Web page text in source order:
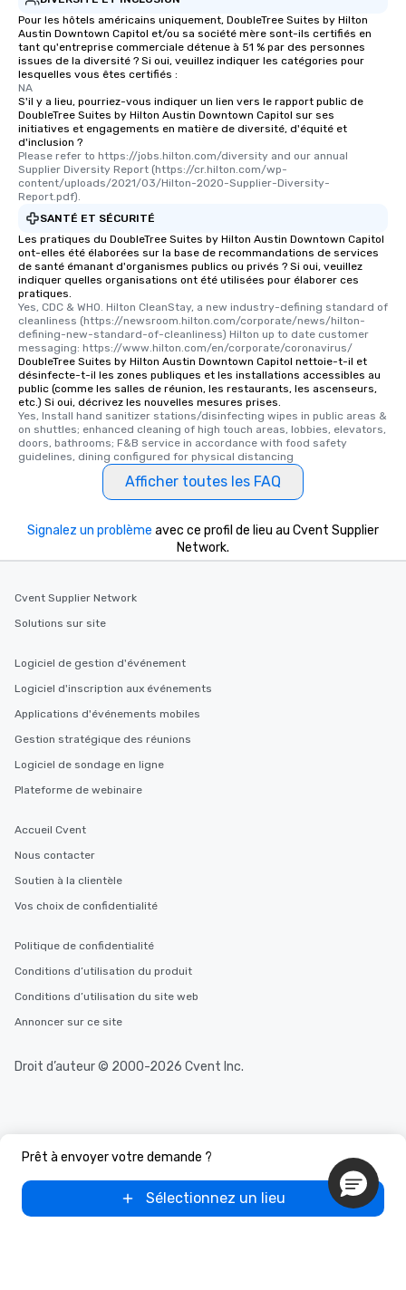
Pour les hôtels américains uniquement, DoubleTree Suites by Hilton
Austin Downtown Capitol et/ou sa société mère sont-ils certifiés en
tant qu'entreprise commerciale détenue à 51 % par des personnes
issues de la diversité ? Si oui, veuillez indiquer les catégories pour
lesquelles vous êtes certifiés :
NA
S'il y a lieu, pourriez-vous indiquer un lien vers le rapport public de
DoubleTree Suites by Hilton Austin Downtown Capitol sur ses
initiatives et engagements en matière de diversité, d'équité et
d'inclusion ?
Please refer to https://jobs.hilton.com/diversity and our annual
Supplier Diversity Report (https://cr.hilton.com/wp-
content/uploads/2021/03/Hilton-2020-Supplier-Diversity-
Report.pdf).
SANTÉ ET SÉCURITÉ
Les pratiques du DoubleTree Suites by Hilton Austin Downtown Capitol
ont-elles été élaborées sur la base de recommandations de services
de santé émanant d'organismes publics ou privés ? Si oui, veuillez
indiquer quelles organisations ont été utilisées pour élaborer ces
pratiques.
Yes, CDC & WHO. Hilton CleanStay, a new industry-defining standard of
cleanliness (https://newsroom.hilton.com/corporate/news/hilton-
defining-new-standard-of-cleanliness) Hilton up to date customer
messaging: https://www.hilton.com/en/corporate/coronavirus/
DoubleTree Suites by Hilton Austin Downtown Capitol nettoie-t-il et
désinfecte-t-il les zones publiques et les installations accessibles au
public (comme les salles de réunion, les restaurants, les ascenseurs,
etc.) Si oui, décrivez les nouvelles mesures prises.
Yes, Install hand sanitizer stations/disinfecting wipes in public areas &
on shuttles; enhanced cleaning of high touch areas, lobbies, elevators,
doors, bathrooms; F&B service in accordance with food safety
guidelines, dining configured for physical distancing
Afficher toutes les FAQ
Prêt à envoyer votre demande ?
Sélectionnez un lieu
Signalez un problème avec ce profil de lieu au Cvent Supplier
Network.
Cvent Supplier Network
Solutions sur site
Logiciel de gestion d'événement
Logiciel d'inscription aux événements
Applications d'événements mobiles
Gestion stratégique des réunions
Logiciel de sondage en ligne
Plateforme de webinaire
Accueil Cvent
Nous contacter
Soutien à la clientèle
Vos choix de confidentialité
Politique de confidentialité
Conditions d’utilisation du produit
Conditions d’utilisation du site web
Annoncer sur ce site
Droit d’auteur © 2000-2026 Cvent Inc.